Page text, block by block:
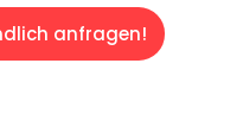
anfragen!